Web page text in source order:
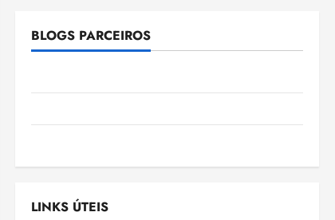
BLOGS PARCEIROS
LINKS ÚTEIS